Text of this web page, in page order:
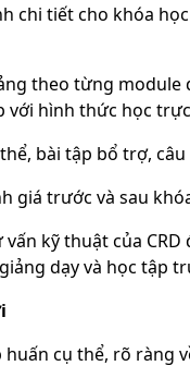
chi tiết cho khóa
theo từng
với hình thức học
bài tập bổ trợ,
giá trước và sau
kỹ thuật của
dạy và học tập
cụ thể, rõ ràng